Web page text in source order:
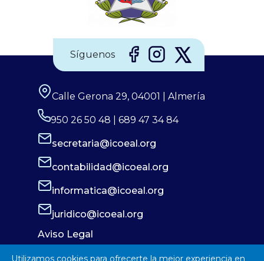
Síguenos
Calle Gerona 29, 04001 | Almería
950 26 50 48 | 689 47 34 84
secretaria@icoeal.org
contabilidad@icoeal.org
informatica@icoeal.org
juridico@icoeal.org
Aviso Legal
Utilizamos cookies para ofrecerte la mejor experiencia en